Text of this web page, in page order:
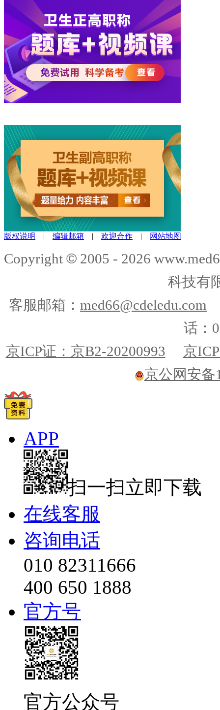
版权说明 | 编辑邮箱 | 欢迎合作 | 网站地图
Copyright © 2005 - 2026
科技有
客服邮箱： med66@cdeledu.com
话：
京ICP证：京B2-20200993
京
京公网安备
APP
扫一扫立即下载
在线客服
咨询电话
010 82311666
400 650 1888
官方号
官方公众号